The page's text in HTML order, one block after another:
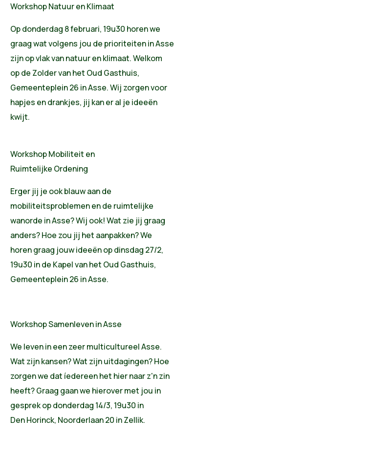
Workshop Natuur en Klimaat
Op donderdag 8 februari, 19u30 horen we
graag wat volgens jou de prioriteiten in Asse
zijn op vlak van natuur en klimaat. Welkom
op de Zolder van het Oud Gasthuis,
Gemeenteplein 26 in Asse. Wij zorgen voor
hapjes en drankjes, jij kan er al je ideeën
kwijt.
Workshop Mobiliteit en
Ruimtelijke Ordening
Erger jij je ook blauw aan de
mobiliteitsproblemen en de ruimtelijke
wanorde in Asse? Wij ook! Wat zie jij graag
anders? Hoe zou jij het aanpakken? We
horen graag jouw ideeën op dinsdag 27/2,
19u30 in de Kapel van het Oud Gasthuis,
Gemeenteplein 26 in Asse.
Workshop Samenleven in Asse
We leven in een zeer multicultureel Asse.
Wat zijn kansen? Wat zijn uitdagingen? Hoe
zorgen we dat íedereen het hier naar z'n zin
heeft? Graag gaan we hierover met jou in
gesprek op donderdag 14/3, 19u30 in
Den Horinck, Noorderlaan 20 in Zellik.